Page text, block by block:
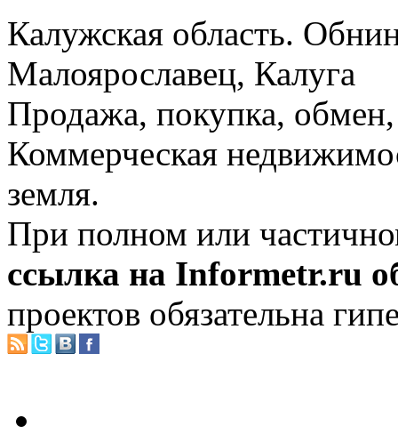
Калужская область.
Малоярославец, Калуга
Продажа, покупка, обмен,
Коммерческая
земля.
При полном или
ссылка на Informetr.ru
проектов обязательна